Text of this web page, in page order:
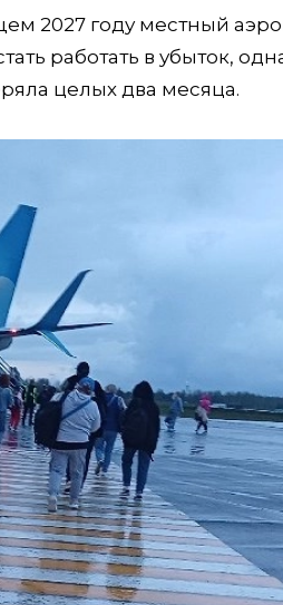
2027 году местный
работать в убыток,
целых два месяца.